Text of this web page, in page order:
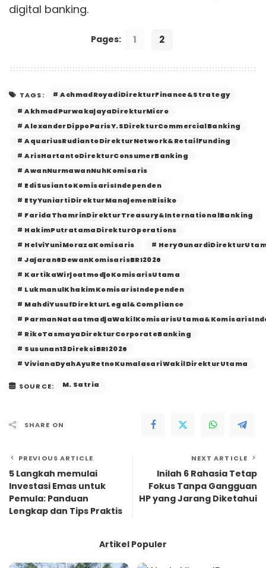
digital banking.
Pages: 1 2
TAGS:
AchmadRoyadiDirekturFinance&Strategy
AkhmadPurwakajayaDirekturMicro
AlexanderDippoParisY.SDirekturCommercialBanking
AquariusRudiantoDirekturNetwork&RetailFunding
ArisHartantoDirekturConsumerBanking
AwanNurmawanNuhKomisaris
EdiSusiantoKomisarisIndependen
EtyYuniartiDirekturManajemenRisiko
FaridaThamrinDirekturTreasury&InternationalBanking
HakimPutratamaDirekturOperations
HelviYuniMorazaKomisaris
Jajaran6DewanKomisarisBRI2026
KartikaWirjoatmodjoKomisarisUtama
LukmanulKhakimKomisarisIndependen
MahdiYusufDirekturLegal&Compliance
RikoTasmayaDirekturCorporateBanking
Susunan13DireksiBRI2026
VivianaDyahAyuRetnoKumalasariWakilDirekturUtama
SOURCE: M. Satria
SHARE ON
PREVIOUS ARTICLE
5 Langkah memulai
Investasi Emas untuk
Pemula: Panduan
Lengkap dan Tips Praktis
NEXT ARTICLE
Inilah 6 Rahasia Tetap
Fokus Tanpa Gangguan
HP yang Jarang Diketahui
Artikel Populer